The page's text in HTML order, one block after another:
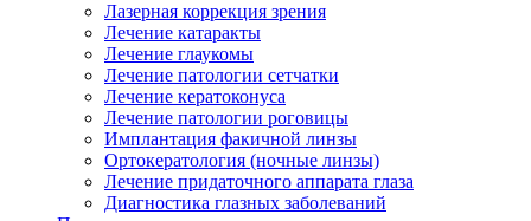
Лазерная коррекция зрения
Лечение катаракты
Лечение глаукомы
Лечение патологии сетчатки
Лечение кератоконуса
Лечение патологии роговицы
Имплантация факичной линзы
Ортокератология (ночные линзы)
Лечение придаточного аппарата глаза
Диагностика глазных заболеваний